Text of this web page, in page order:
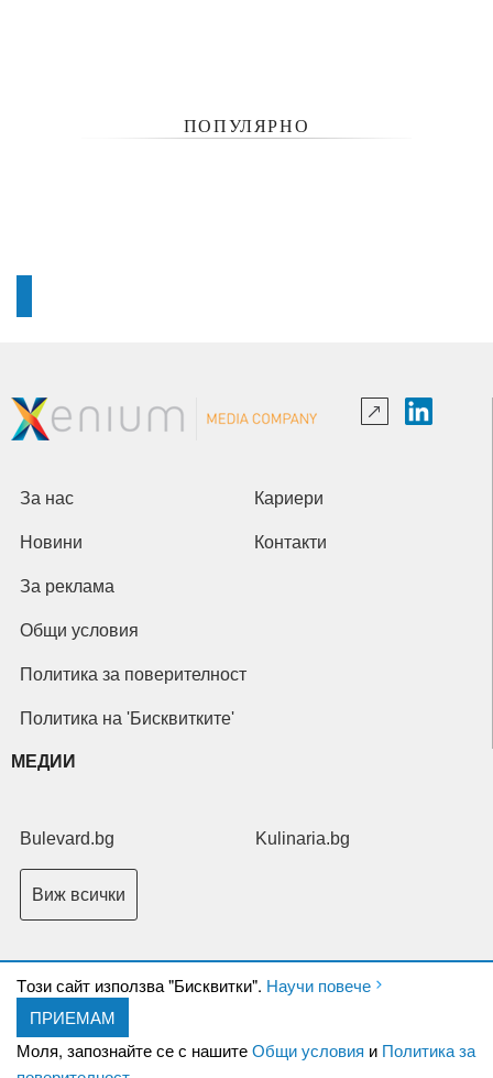
ПОПУЛЯРНО
Tози сайт използва "Бисквитки". Научи повече
ПРИЕМАМ
Моля, запознайте се с нашитеОбщи условия и Политика за
За нас Кариери
Новини Контакти
За реклама
Общи условия
Политика за поверителност
Политика на 'Бисквитките'
МЕДИИ
Bulevard.bg Kulinaria.bg
Виж всички
Copyright © 2026 Ксениум ООД. Всички права запазени.
XeniumCompany.com